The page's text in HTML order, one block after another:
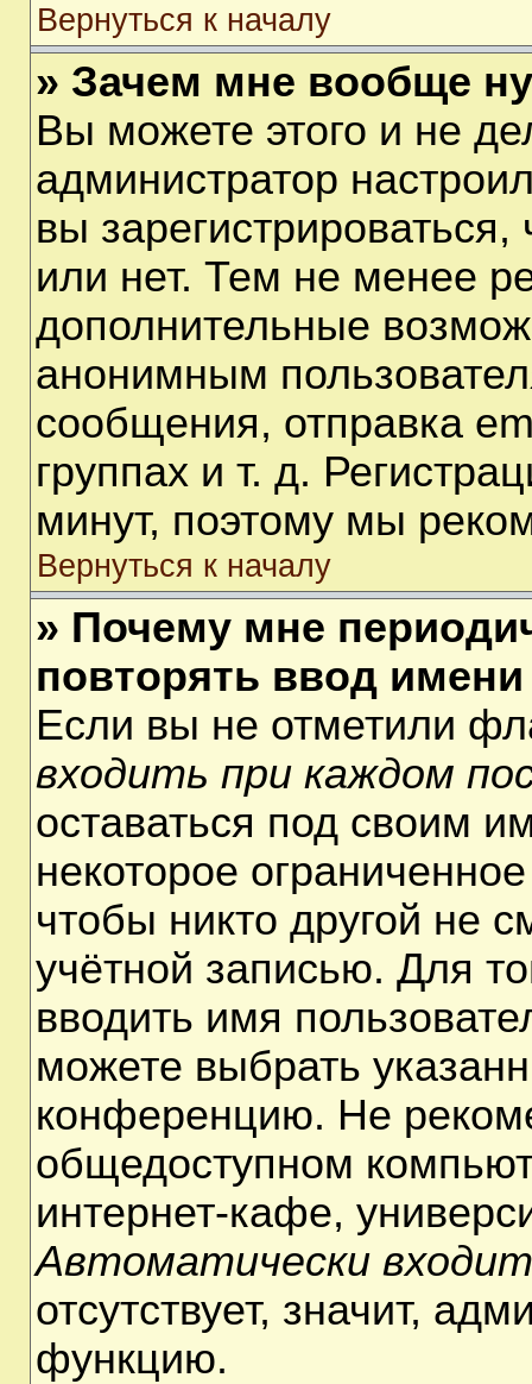
Вернуться к началу
» Зачем мне вообще
Вы можете этого и не
администратор
вы
или нет. Тем не менее
дополнительные
анонимным
сообщения, отправка
группах и т. д.
минут, поэтому мы
Вернуться к началу
» Почему мне
повторять ввод
Если вы не отметили
входить при каждом
оставаться под своим
некоторое
чтобы никто другой не
учётной записью. Для
вводить имя
можете выбрать
конференцию. Не
общедоступном
интернет-кафе,
Автоматически
отсутствует, значит,
функцию.